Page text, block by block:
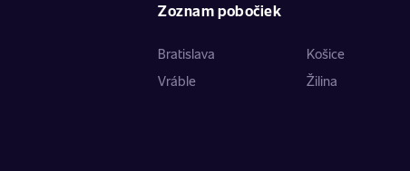
Zoznam pobočiek
Bratislava
Košice
Vráble
Žilina